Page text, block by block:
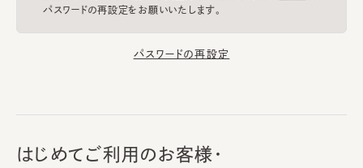
パスワードの再設定をお願いいたします。
パスワードの再設定
はじめてご利用のお客様・